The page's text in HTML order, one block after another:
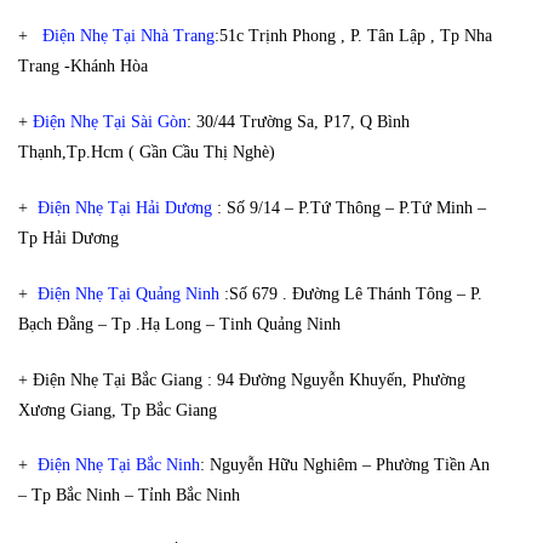
+ Điện Nhẹ Tại Nhà Trang:51c Trịnh Phong , P. Tân Lập , Tp Nha
Trang -Khánh Hòa
+ Điện Nhẹ Tại Sài Gòn: 30/44 Trường Sa, P17, Q Bình
Thạnh,Tp.Hcm ( Gần Cầu Thị Nghè)
+ Điện Nhẹ Tại Hải Dương : Số 9/14 – P.Tứ Thông – P.Tứ Minh –
Tp Hải Dương
+ Điện Nhẹ Tại Quảng Ninh :Số 679 . Đường Lê Thánh Tông – P.
Bạch Đằng – Tp .Hạ Long – Tinh Quảng Ninh
+ Điện Nhẹ Tại Bắc Giang : 94 Đường Nguyễn Khuyến, Phường
Xương Giang, Tp Bắc Giang
+ Điện Nhẹ Tại Bắc Ninh: Nguyễn Hữu Nghiêm – Phường Tiền An
– Tp Bắc Ninh – Tỉnh Bắc Ninh